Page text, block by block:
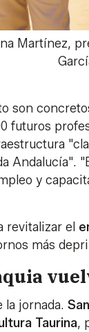
Martínez,
son
futuros
Andalucía".
y
revitalizar el
más
la jornada.
Taurina,